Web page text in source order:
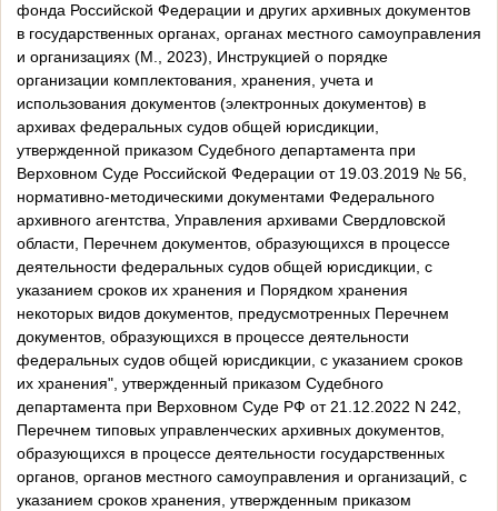
фонда Российской Федерации и других архивных документов
в государственных органах, органах местного самоуправления
и организациях (М., 2023), Инструкцией о порядке
организации комплектования, хранения, учета и
использования документов (электронных документов) в
архивах федеральных судов общей юрисдикции,
утвержденной приказом Судебного департамента при
Верховном Суде Российской Федерации от 19.03.2019 № 56,
нормативно-методическими документами Федерального
архивного агентства, Управления архивами Свердловской
области, Перечнем документов, образующихся в процессе
деятельности федеральных судов общей юрисдикции, с
указанием сроков их хранения и Порядком хранения
некоторых видов документов, предусмотренных Перечнем
документов, образующихся в процессе деятельности
федеральных судов общей юрисдикции, с указанием сроков
их хранения", утвержденный приказом Судебного
департамента при Верховном Суде РФ от 21.12.2022 N 242,
Перечнем типовых управленческих архивных документов,
образующихся в процессе деятельности государственных
органов, органов местного самоуправления и организаций, с
указанием сроков хранения, утвержденным приказом